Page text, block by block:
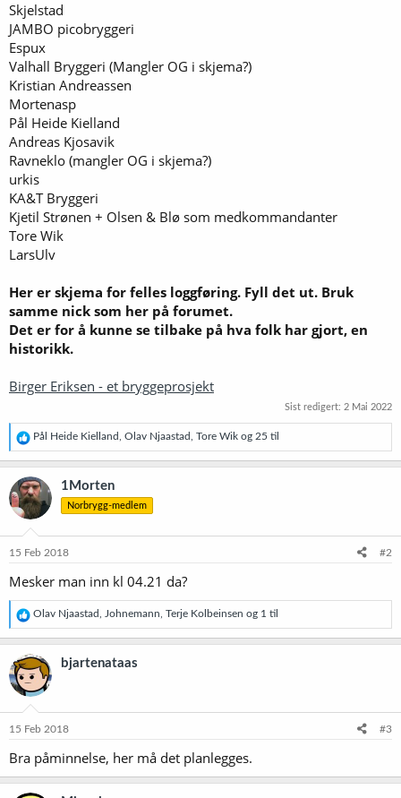
Skjelstad
JAMBO picobryggeri
Espux
Valhall Bryggeri (Mangler OG i skjema?)
Kristian Andreassen
Mortenasp
Pål Heide Kielland
Andreas Kjosavik
Ravneklo (mangler OG i skjema?)
urkis
KA&T Bryggeri
Kjetil Strønen + Olsen & Blø som medkommandanter
Tore Wik
LarsUlv
Her er skjema for felles loggføring. Fyll det ut. Bruk
samme nick som her på forumet.
Det er for å kunne se tilbake på hva folk har gjort, en
historikk.
Birger Eriksen - et bryggeprosjekt
Sist redigert: 2 Mai 2022
R
e
a
k
s
j
o
e
:
Pål Heide Kielland Olav Njaastad Tore Wik og 25 til
1Morten
Norbrygg-medlem
15 Feb 2018 #2
Mesker man inn kl 04.21 da?
R
e
a
k
s
o
e
Olav Njaastad Johnemann Terje Kolbeinsen og 1 til
bjartenataas
15 Feb 2018 #3
Bra påminnelse, her må det planlegges.